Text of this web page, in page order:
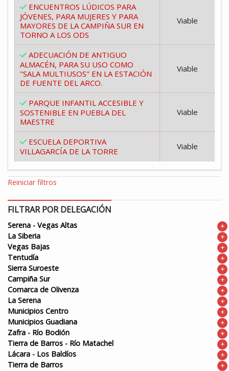
ENCUENTROS LÚDICOS PARA
JÓVENES, PARA MUJERES Y PARA
MAYORES DE LA CAMPIÑA SUR EN
TORNO A LOS ODS
Viable
ADECUACIÓN DE ANTIGUO
ALMACÉN, PARA SU USO COMO
"SALA MULTIUSOS" EN LA ESTACIÓN
DE FUENTE DEL ARCO.
Viable
PARQUE INFANTIL ACCESIBLE Y
SOSTENIBLE EN PUEBLA DEL
MAESTRE
Viable
ESCUELA DEPORTIVA
VILLAGARCÍA DE LA TORRE
Viable
Reiniciar filtros
FILTRAR POR DELEGACIÓN